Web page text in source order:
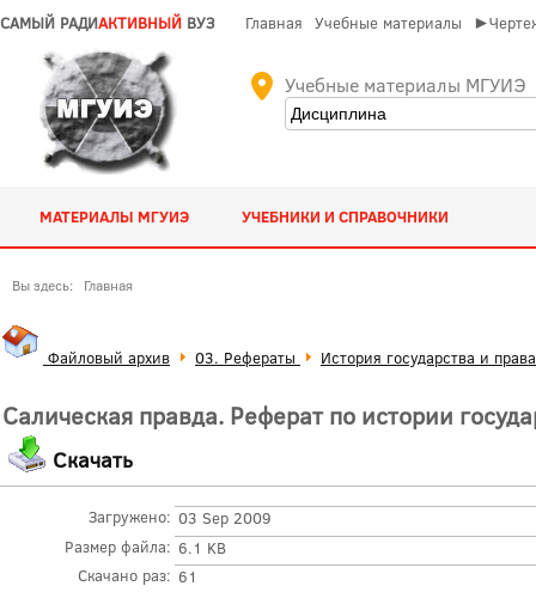
САМЫЙ РАДИАКТИВНЫЙ ВУЗ Главная Учебные материалы
Учебные материалы МГУИЭ
МАТЕРИАЛЫ МГУИЭ УЧЕБНИКИ И СПРАВОЧНИКИ
Вы здесь: Главная
Файловый архив 03. Рефераты История государства и права
Салическая правда. Реферат по истории
Скачать
Загружено: 03 Sep 2009
Размер файла: 6.1 KB
Скачано раз: 61